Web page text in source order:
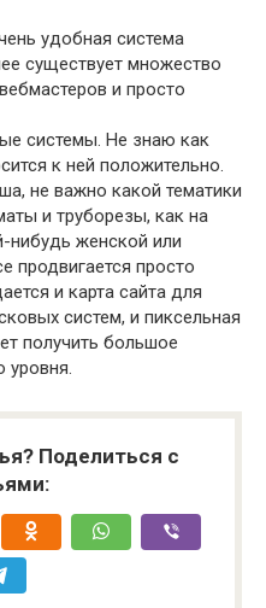
удобная система
существует множество
и просто
системы. Не знаю как
к ней положительно.
не важно какой тематики
и труборезы, как на
нибудь женской или
продвигается просто
и карта сайта для
систем, и пиксельная
получить большое
уровня.
Поделиться с